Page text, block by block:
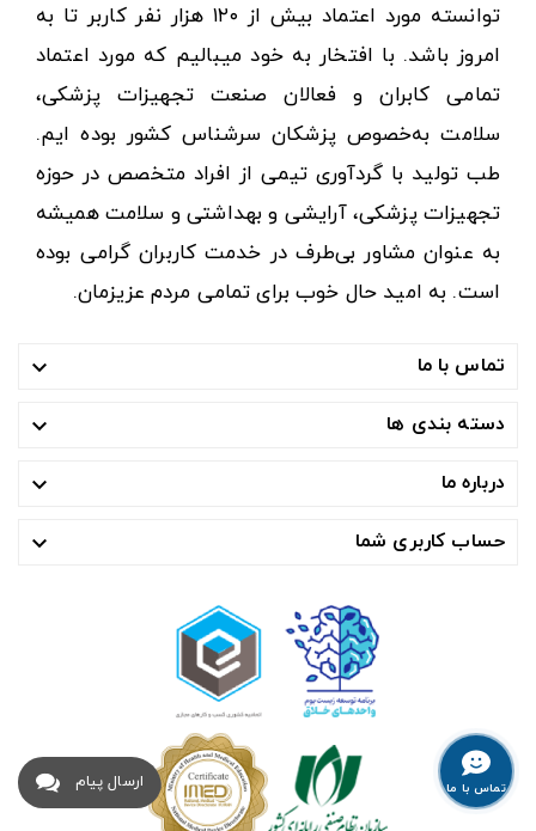
توانسته مورد اعتماد بیش از ۱۲۰ هزار نفر کاربر تا به
امروز باشد. با افتخار به خود میبالیم که مورد اعتماد
تمامی کابران و فعالان صنعت تجهیزات پزشکی،
سلامت به‌خصوص پزشکان سرشناس کشور بوده ایم.
طب تولید با گردآوری تیمی از افراد متخصص در حوزه
تجهیزات پزشکی، آرایشی و بهداشتی و سلامت همیشه
به عنوان مشاور بی‌طرف در خدمت کاربران گرامی بوده
است. به امید حال خوب برای تمامی مردم عزیزمان.
تماس با ما 
دسته بندی ها 
درباره ما 
حساب کاربری شما 
تماس با ما ارسال پیام